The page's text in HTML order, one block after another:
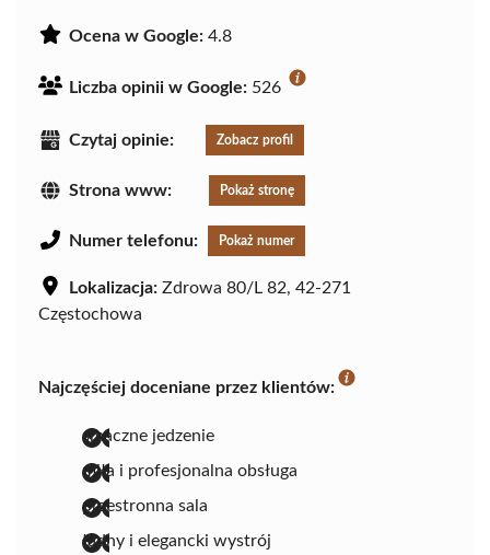
Ocena w Google: 4.8
Liczba opinii w Google: 526
Czytaj opinie: Zobacz profil
Strona www: Pokaż stronę
Numer telefonu: Pokaż numer
Lokalizacja: Zdrowa 80/L 82, 42-271
Częstochowa
Najczęściej doceniane przez klientów:
smaczne jedzenie
miła i profesjonalna obsługa
przestronna sala
ładny i elegancki wystrój